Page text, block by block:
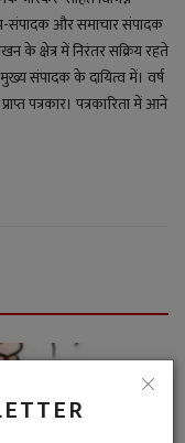
संपादक और समाचार संपादक
के क्षेत्र में निरंतर सक्रिय रहते
संपादक के दायित्व में। वर्ष
पत्रकार। पत्रकारिता में आने